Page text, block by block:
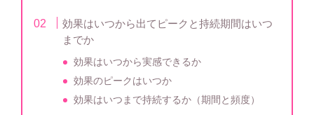
効果はいつから出てピークと持続期間はいつ
までか
効果はいつから実感できるか
効果のピークはいつか
効果はいつまで持続するか（期間と頻度）